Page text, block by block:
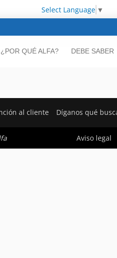
Select Language ▼
¿POR QUÉ ALFA? DEBE SABER
al cliente Díganos qué
Aviso legal